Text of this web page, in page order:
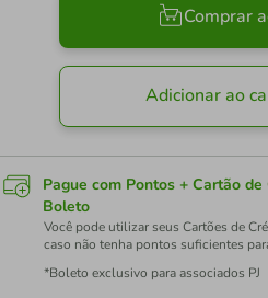
Comprar
Adicionar ao
Pague com Pontos + Cartão
Boleto
Você pode utilizar seus Cartões de
caso não tenha pontos suficientes
*Boleto exclusivo para associados PJ